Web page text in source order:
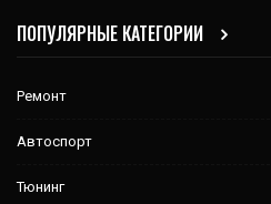
ПОПУЛЯРНЫЕ КАТЕГОРИИ
Ремонт
Автоспорт
Тюнинг